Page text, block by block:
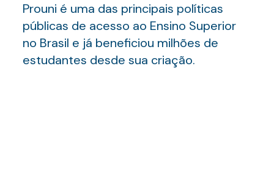
Prouni é uma das principais políticas
públicas de acesso ao Ensino Superior
no Brasil e já beneficiou milhões de
estudantes desde sua criação.